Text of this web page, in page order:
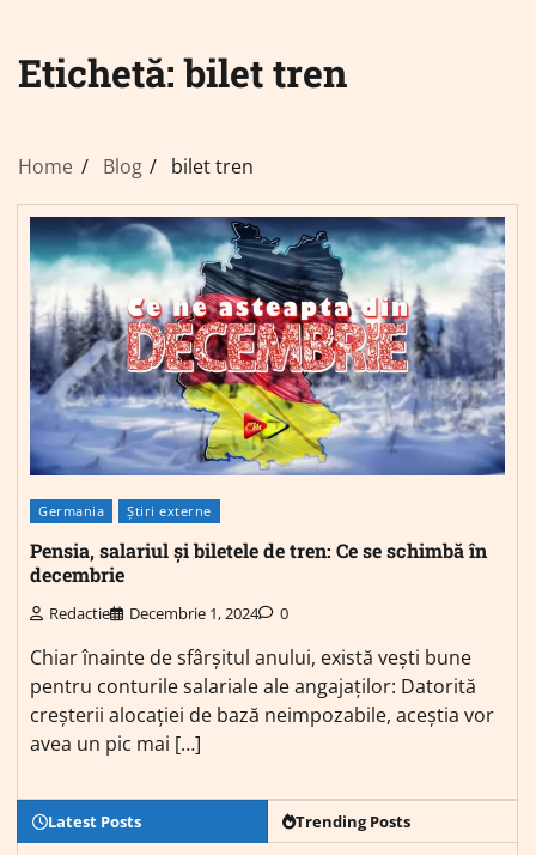
Etichetă:bilet tren
Home Blog bilet tren
Germania Știri externe
Pensia, salariul și biletele de tren: Ce se schimbă în
decembrie
Redactie Decembrie 1, 2024 0
Chiar înainte de sfârșitul anului, există vești bune
pentru conturile salariale ale angajaților: Datorită
creșterii alocației de bază neimpozabile, aceștia vor
avea un pic mai […]
Latest Posts Trending Posts